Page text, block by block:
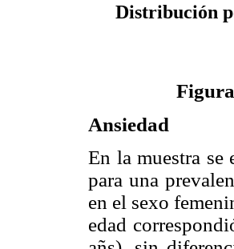
Distribución
Ansiedad
En la muestra se
para una
en el sexo
edad